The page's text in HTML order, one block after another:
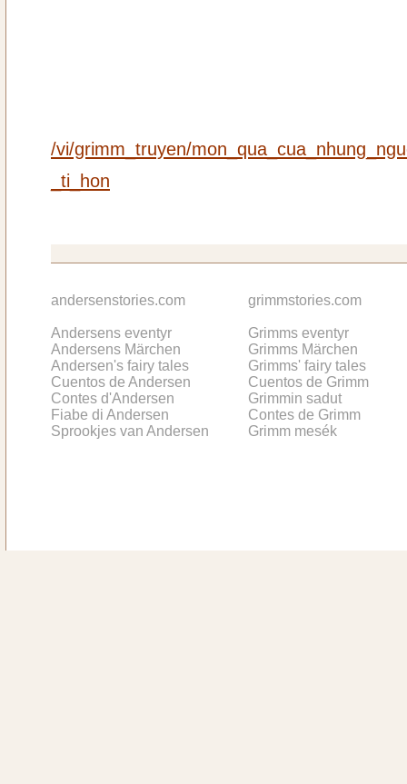
/vi/grimm_truyen/
_ti_hon
andersenstories.com
Andersens eventyr
Andersens Märchen
Andersen's fairy tales
Cuentos de Andersen
Contes d'Andersen
Fiabe di Andersen
Sprookjes van Andersen
grimmstories.com
Grimms eventyr
Grimms Märchen
Grimms' fairy tales
Cuentos de Grimm
Grimmin sadut
Contes de Grimm
Grimm mesék